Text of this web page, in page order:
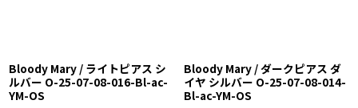
Bloody Mary / ライトピアス シ
ルバー O-25-07-08-016-Bl-ac-
YM-OS
Bloody Mary / ダークピアス ダ
イヤ シルバー O-25-07-08-014-
Bl-ac-YM-OS